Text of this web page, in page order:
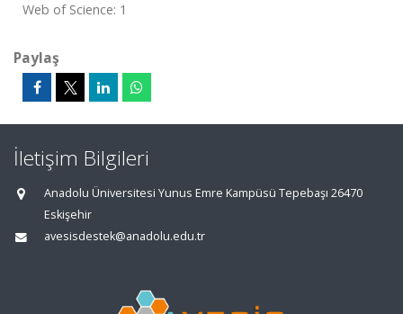
Web of Science: 1
Paylaş
İletişim Bilgileri
Anadolu Üniversitesi Yunus Emre Kampüsü Tepebaşı 26470
Eskişehir
avesisdestek@anadolu.edu.tr